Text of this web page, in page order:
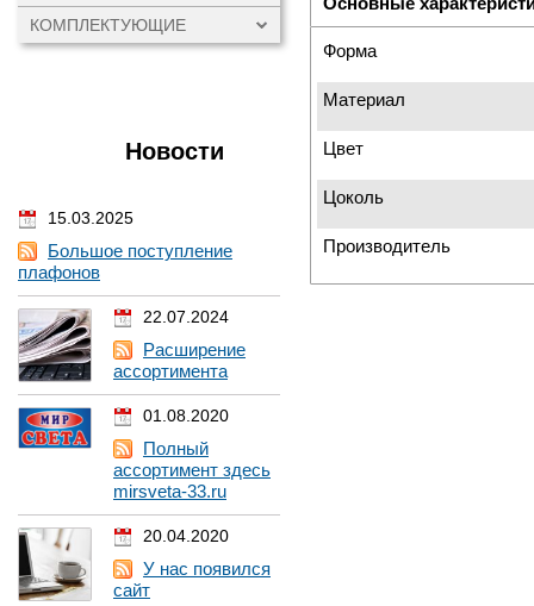
КОМПЛЕКТУЮЩИЕ
Новости
15.03.2025
Большое поступление
плафонов
22.07.2024
Расширение
ассортимента
01.08.2020
Полный
ассортимент здесь
mirsveta-33.ru
20.04.2020
У нас появился
сайт
Форма
Материал
Цвет
Цоколь
Производитель